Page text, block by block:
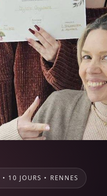
10 JOURS • RENNES